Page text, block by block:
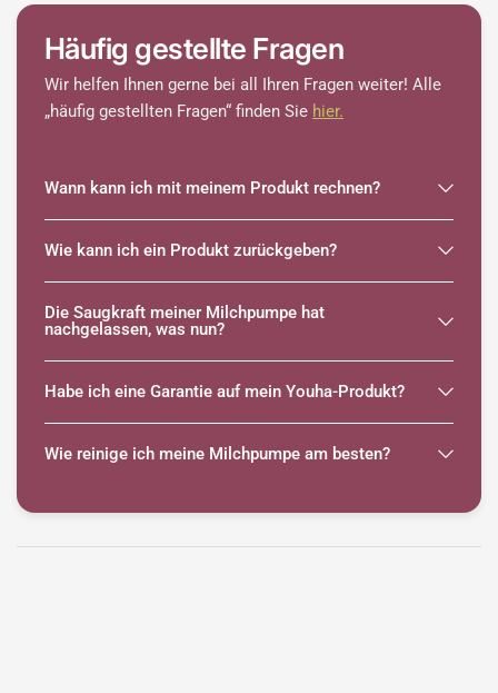
Häufig gestellte Fragen
Wir helfen Ihnen gerne bei all Ihren Fragen weiter! Alle
„häufig gestellten Fragen“ finden Sie hier.
Wann kann ich mit meinem Produkt rechnen?
Wie kann ich ein Produkt zurückgeben?
Die Saugkraft meiner Milchpumpe hat
nachgelassen, was nun?
Habe ich eine Garantie auf mein Youha-Produkt?
Wie reinige ich meine Milchpumpe am besten?